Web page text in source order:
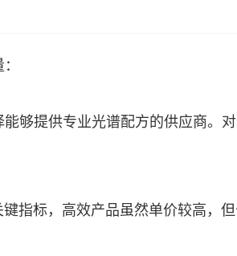
够提供专业光谱配方的供应商。
指标，高效产品虽然单价较高，